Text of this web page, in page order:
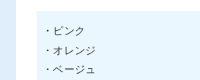
・ピンク
・オレンジ
・ベージュ